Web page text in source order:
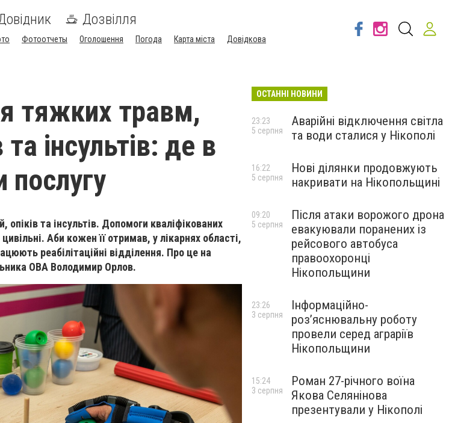
Дозвілля
Фотоотчеты Оголошення Погода Карта міста Довідкова
тяжких травм,
інсультів: де в
послугу
та інсультів. Допомоги кваліфікованих
Аби кожен її отримав, у лікарнях області,
реабілітаційні відділення. Про це на
ОВА Володимир Орлов.
ОСТАННІ НОВИНИ
Аварійні відключення світла
та води сталися у Нікополі
23:23
5 серпня
Нові ділянки продовжують
накривати на Нікопольщині
16:22
5 серпня
Після атаки ворожого дрона
евакуювали поранених із
рейсового автобуса
правоохоронці
Нікопольщини
09:20
5 серпня
Інформаційно-
роз’яснювальну роботу
провели серед аграріїв
Нікопольщини
23:26
3 серпня
Роман 27-річного воїна
Якова Селянінова
презентували у Нікополі
15:24
3 серпня